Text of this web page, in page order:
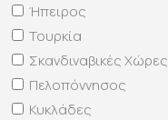
Ήπειρος
Τουρκία
Σκανδιναβικές Χώρες
Πελοπόννησος
Κυκλάδες